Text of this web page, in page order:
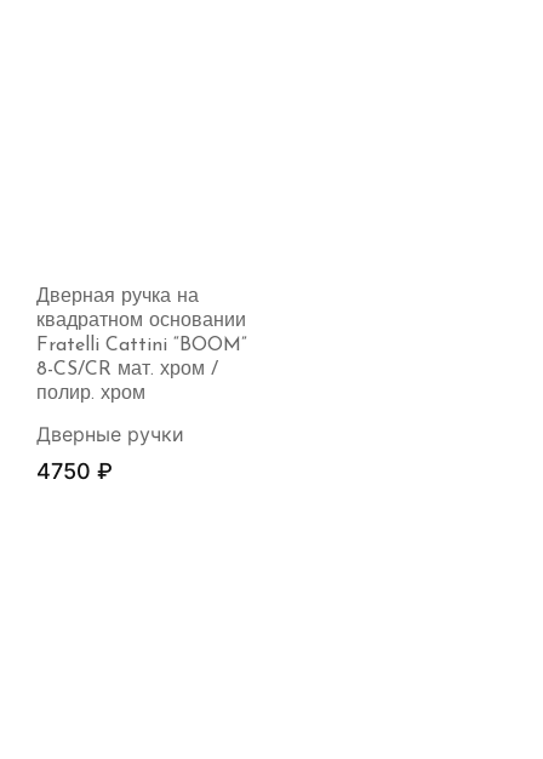
Дверная ручка на
квадратном основании
Fratelli Cattini “BOOM”
8-CS/CR мат. хром /
полир. хром
Дверные ручки
4750 ₽